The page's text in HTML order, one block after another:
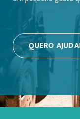
QUERO